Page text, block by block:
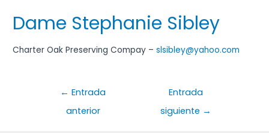
Dame Stephanie Sibley
Charter Oak Preserving Compay –slsibley@yahoo.com
Navegación
← Entrada
anterior
Entrada
siguiente →